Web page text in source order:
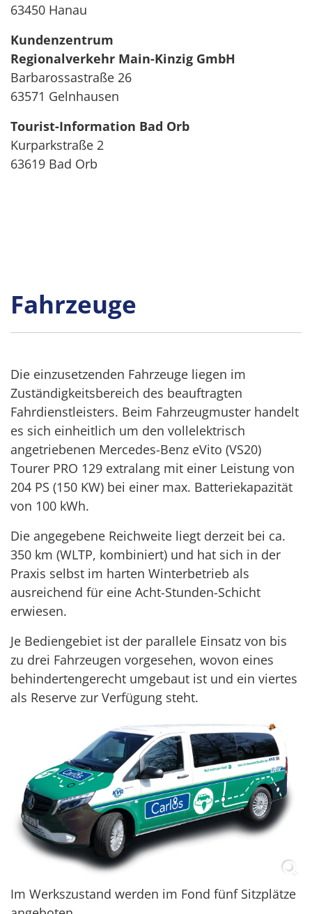
63450 Hanau
Kundenzentrum
Regionalverkehr Main-Kinzig GmbH
Barbarossastraße 26
63571 Gelnhausen
Tourist-Information Bad Orb
Kurparkstraße 2
63619 Bad Orb
Fahrzeuge
Die einzusetzenden Fahrzeuge liegen im
Zuständigkeitsbereich des beauftragten
Fahrdienstleisters. Beim Fahrzeugmuster handelt
es sich einheitlich um den vollelektrisch
angetriebenen Mercedes-Benz eVito (VS20)
Tourer PRO 129 extralang mit einer Leistung von
204 PS (150 KW) bei einer max. Batteriekapazität
von 100 kWh.
Die angegebene Reichweite liegt derzeit bei ca.
350 km (WLTP, kombiniert) und hat sich in der
Praxis selbst im harten Winterbetrieb als
ausreichend für eine Acht-Stunden-Schicht
erwiesen.
Je Bediengebiet ist der parallele Einsatz von bis
zu drei Fahrzeugen vorgesehen, wovon eines
behindertengerecht umgebaut ist und ein viertes
als Reserve zur Verfügung steht.
Im Werkszustand werden im Fond fünf Sitzplätze